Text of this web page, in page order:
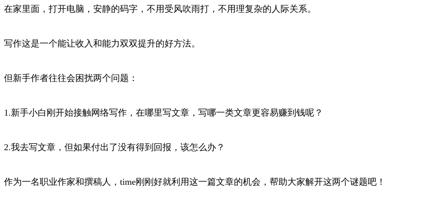
在家里面，打开电脑，安静的码字，不用受风吹雨打，不用理复杂的人际关系。
写作这是一个能让收入和能力双双提升的好方法。
但新手作者往往会困扰两个问题：
1.新手小白刚开始接触网络写作，在哪里写文章，写哪一类文章更容易赚到钱呢？
2.我去写文章，但如果付出了没有得到回报，该怎么办？
作为一名职业作家和撰稿人，time刚刚好就利用这一篇文章的机会，帮助大家解开这两个谜题吧！